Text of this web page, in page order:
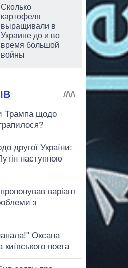
Сколько
картофеля
выращивали в
Украине до и во
время большой
войны